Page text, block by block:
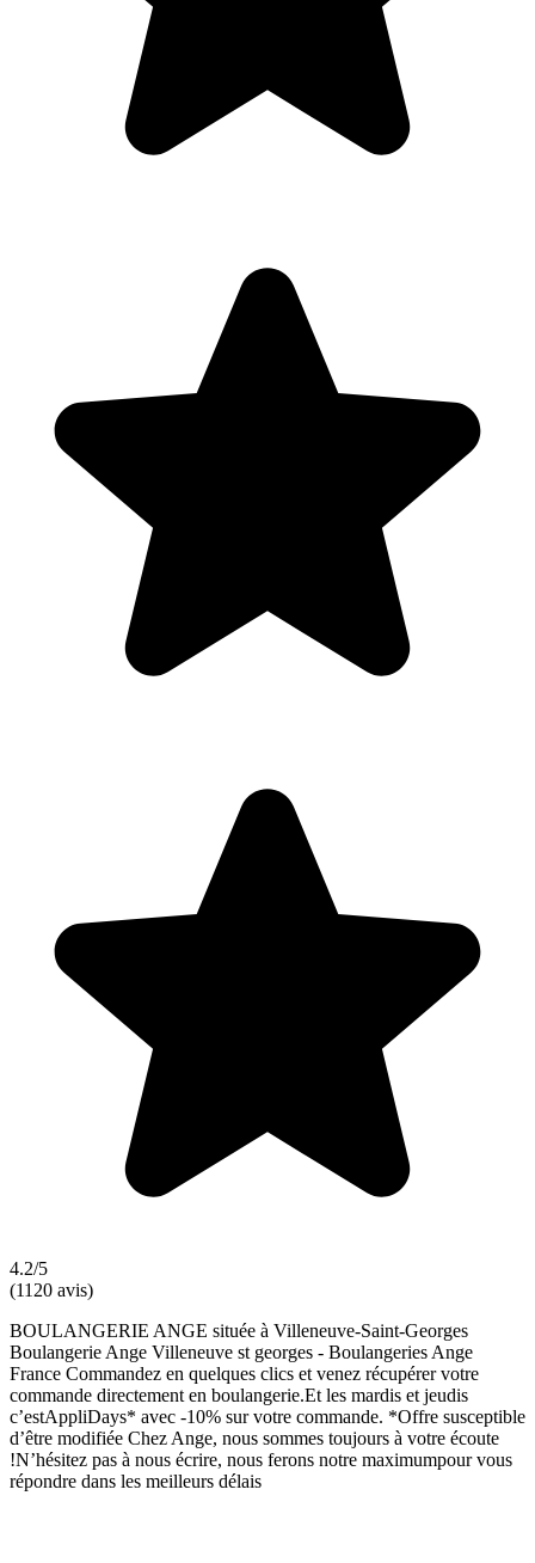
4.2/5
(1120 avis)
BOULANGERIE ANGE située à Villeneuve-Saint-Georges
Boulangerie Ange Villeneuve st georges - Boulangeries Ange
France Commandez en quelques clics et venez récupérer votre
commande directement en boulangerie.Et les mardis et jeudis
c’estAppliDays* avec -10% sur votre commande. *Offre susceptible
d’être modifiée Chez Ange, nous sommes toujours à votre écoute
!N’hésitez pas à nous écrire, nous ferons notre maximumpour vous
répondre dans les meilleurs délais